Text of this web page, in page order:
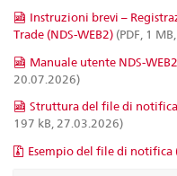
Instruzioni brevi –
Trade (NDS-WEB2) (PDF, 1
Manuale utente NDS-
20.07.2026)
Struttura del file di notifica
197 kB, 27.03.2026)
Esempio del file di notifica